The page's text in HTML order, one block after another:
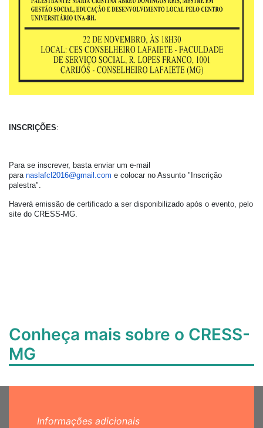
INSCRIÇÕES:
Para se inscrever, basta enviar um e-mail
para naslafcl2016@gmail.com e colocar no Assunto "Inscrição
palestra".
Haverá emissão de certificado a ser disponibilizado após o evento, pelo
site do CRESS-MG.
Conheça mais sobre o CRESS-
MG
Informações adicionais